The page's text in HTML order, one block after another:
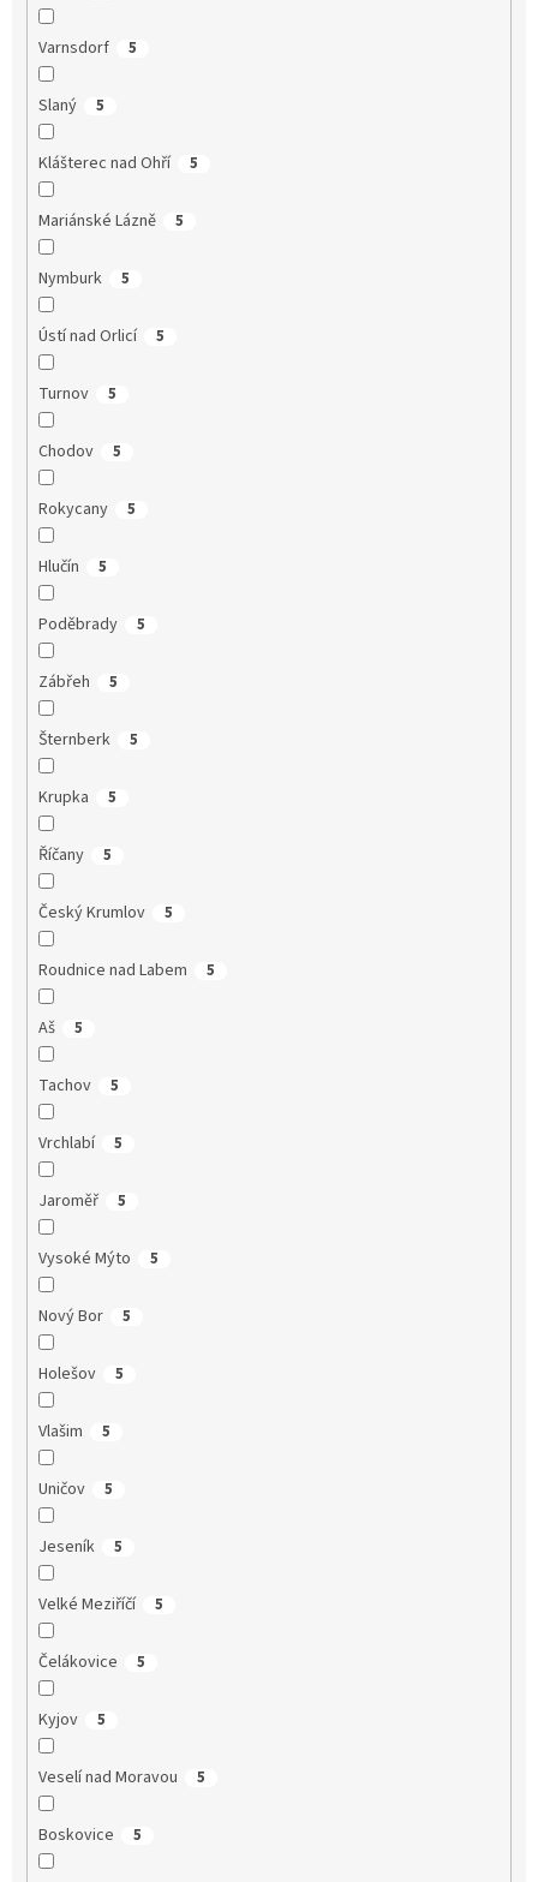
Varnsdorf 5
Slaný 5
Klášterec nad Ohří 5
Mariánské Lázně 5
Nymburk 5
Ústí nad Orlicí 5
Turnov 5
Chodov 5
Rokycany 5
Hlučín 5
Poděbrady 5
Zábřeh 5
Šternberk 5
Krupka 5
Říčany 5
Český Krumlov 5
Roudnice nad Labem 5
Aš 5
Tachov 5
Vrchlabí 5
Jaroměř 5
Vysoké Mýto 5
Nový Bor 5
Holešov 5
Vlašim 5
Uničov 5
Jeseník 5
Velké Meziříčí 5
Čelákovice 5
Kyjov 5
Veselí nad Moravou 5
Boskovice 5